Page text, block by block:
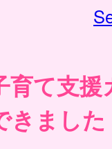
育て支
きました